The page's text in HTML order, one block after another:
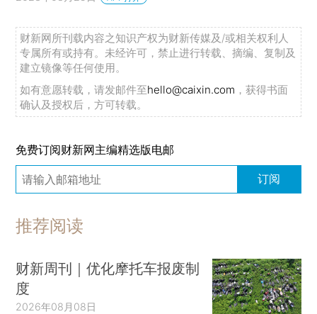
财新网所刊载内容之知识产权为财新传媒及/或相关权利人
专属所有或持有。未经许可，禁止进行转载、摘编、复制及
建立镜像等任何使用。
如有意愿转载，请发邮件至hello@caixin.com ，获得书面
确认及授权后，方可转载。
免费订阅财新网主编精选版电邮
订阅
推荐阅读
财新周刊｜优化摩托车报废制
度
2026年08月08日